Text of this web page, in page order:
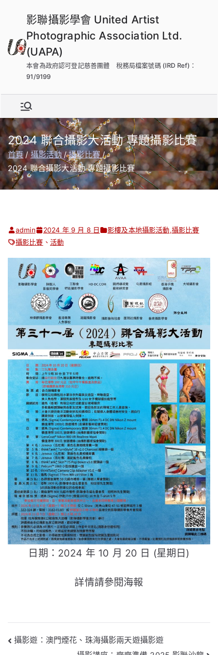
影聯攝影學會 United Artist
Photographic Association Ltd.
(UAPA)
本會為政府認可登記慈善團體 稅務局檔案號碼 (IRD Ref)：
91/9199
2024 聯合攝影大活動 專題攝影比賽
首頁 攝影活動
攝影比賽
2024 聯合攝影大活動 專題攝影比賽
admin 2024 年 9 月 8 日 影樓及本地攝影活動,攝影比賽
攝影比賽 、 活動
日期：2024 年 10 月 20 日 (星期日)
詳情請參閱海報
文
攝影遊：澳門煙花、珠海攝影兩天遊攝影遊